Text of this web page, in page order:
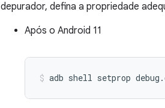
depurador, defina a propriedade
Após o Android 11
adb shell setprop